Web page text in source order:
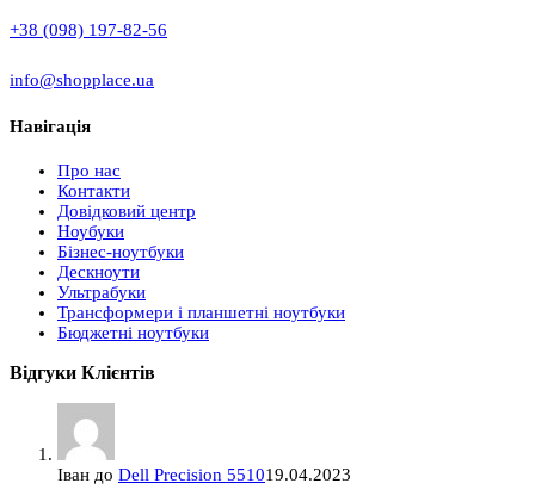
+38 (098) 197-82-56
info@shopplace.ua
Навігація
Про нас
Контакти
Довідковий центр
Ноубуки
Бізнес-ноутбуки
Дескноути
Ультрабуки
Трансформери і планшетні ноутбуки
Бюджетні ноутбуки
Відгуки Клієнтів
Іван до Dell Precision 551019.04.2023